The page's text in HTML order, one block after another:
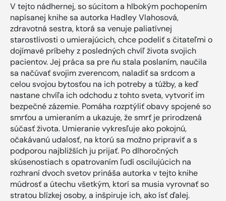
V tejto nádhernej, so súcitom a hlbokým pochopením
napísanej knihe sa autorka Hadley Vlahosová,
zdravotná sestra, ktorá sa venuje paliatívnej
starostlivosti o umierajúcich, chce podeliť s čitateľmi o
dojímavé príbehy z posledných chvíľ života svojich
pacientov. Jej práca sa pre ňu stala poslaním, naučila
sa načúvať svojim zverencom, naladiť sa srdcom a
celou svojou bytosťou na ich potreby a túžby, a keď
nastane chvíľa ich odchodu z tohto sveta, vytvoriť im
bezpečné zázemie. Pomáha rozptýliť obavy spojené so
smrťou a umieraním a ukazuje, že smrť je prirodzená
súčasť života. Umieranie vykresľuje ako pokojnú,
očakávanú udalosť, na ktorú sa možno pripraviť a s
podporou najbližších ju prijať. Po dlhoročných
skúsenostiach s opatrovaním ľudí oscilujúcich na
rozhraní dvoch svetov prináša autorka v tejto knihe
múdrosť a útechu všetkým, ktorí sa musia vyrovnať so
stratou blízkej osoby, a inšpiruje ich, ako ísť ďalej.